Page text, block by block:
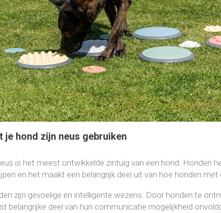
je hond zijn neus gebruiken
is het meest ontwikkelde zintuig van een hond. Honden
en het maakt een belangrijk deel uit van hoe honden
zijn gevoelige en intelligente wezens. Door honden te
belangrijke deel van hun communicatie mogelijkheid